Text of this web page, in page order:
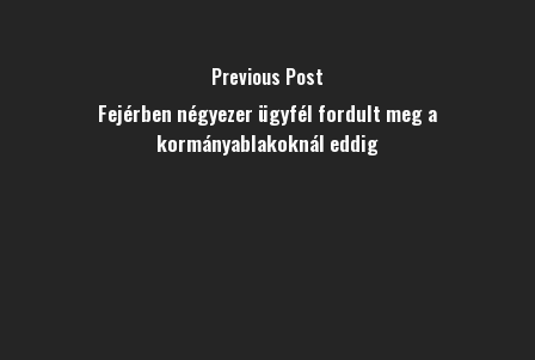
Previous Post
Fejérben négyezer ügyfél fordult meg a
kormányablakoknál eddig